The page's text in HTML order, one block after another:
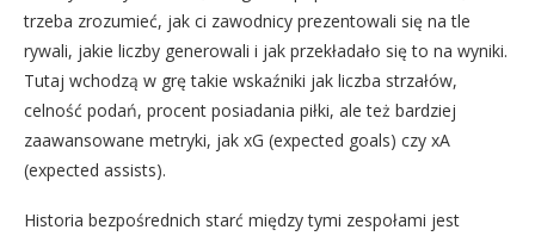
trzeba zrozumieć, jak ci zawodnicy prezentowali się na tle
rywali, jakie liczby generowali i jak przekładało się to na wyniki.
Tutaj wchodzą w grę takie wskaźniki jak liczba strzałów,
celność podań, procent posiadania piłki, ale też bardziej
zaawansowane metryki, jak xG (expected goals) czy xA
(expected assists).
Historia bezpośrednich starć między tymi zespołami jest